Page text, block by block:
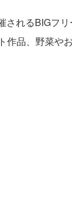
されるBIGフ
作品、野菜や